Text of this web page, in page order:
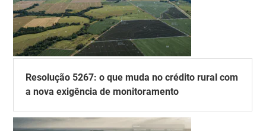
Resolução 5267: o que muda no crédito rural com
a nova exigência de monitoramento